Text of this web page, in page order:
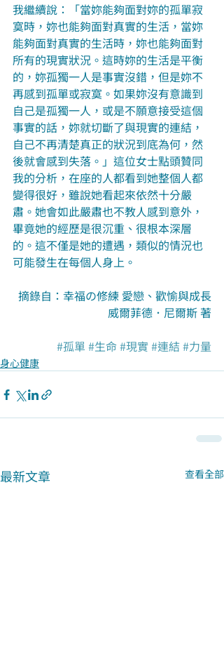
我繼續說：「當妳能夠面對妳的孤單寂
寞時，妳也能夠面對真實的生活，當妳
能夠面對真實的生活時，妳也能夠面對
所有的現實狀況。這時妳的生活是平衡
的，妳孤獨一人是事實沒錯，但是妳不
再感到孤單或寂寞。如果妳沒有意識到
自己是孤獨一人，或是不願意接受這個
事實的話，妳就切斷了與現實的連結，
自己不再清楚真正的狀況到底為何，然
後就會感到失落。」這位女士點頭贊同
我的分析，在座的人都看到她整個人都
變得很好，雖說她看起來依然十分嚴
肅。她會如此嚴肅也不教人感到意外，
畢竟她的經歷是很沉重、很根本深層
的。這不僅是她的遭遇，類似的情況也
可能發生在每個人身上。
摘錄自：幸福の修練 愛戀、歡愉與成長
威爾菲德．尼爾斯 著
#孤單 #生命#現實#連結#力量
身心健康
最新文章 查看全部